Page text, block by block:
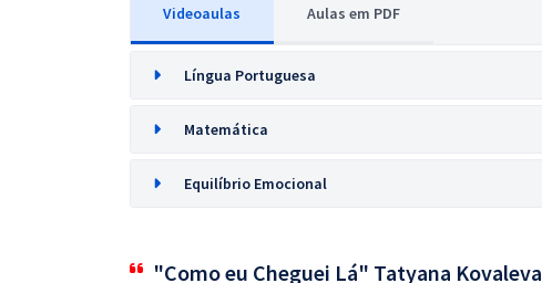
Videoaulas Aulas em PDF
Língua Portuguesa
Matemática
Equilíbrio Emocional
"Como eu Cheguei Lá" Tatyana Kovaleva